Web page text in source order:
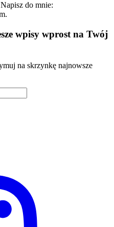
do mnie:
wpisy wprost na Twój
na skrzynkę najnowsze